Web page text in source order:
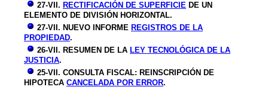
27-VII. RECTIFICACIÓN DE SUPERFICIE DE UN
ELEMENTO DE DIVISIÓN HORIZONTAL.
27-VII. NUEVO INFORME REGISTROS DE LA
PROPIEDAD.
26-VII. RESUMEN DE LA LEY TECNOLÓGICA DE LA
JUSTICIA.
25-VII. CONSULTA FISCAL: REINSCRIPCIÓN DE
HIPOTECA CANCELADA POR ERROR.